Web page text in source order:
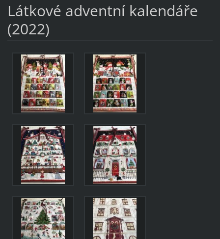
Látkové adventní kalendáře
(2022)